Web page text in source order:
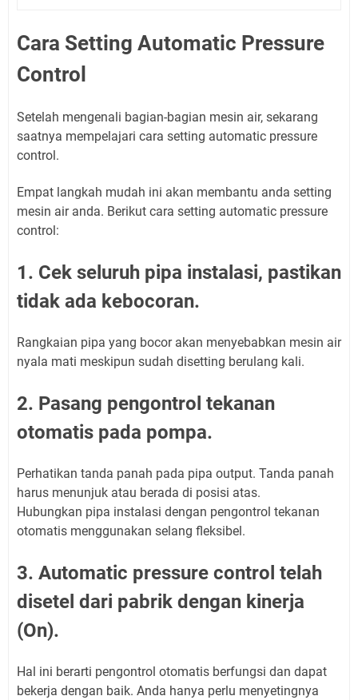
Cara Setting Automatic Pressure
Control
Setelah mengenali bagian-bagian mesin air, sekarang
saatnya mempelajari cara setting automatic pressure
control.
Empat langkah mudah ini akan membantu anda setting
mesin air anda. Berikut cara setting automatic pressure
control:
1. Cek seluruh pipa instalasi, pastikan
tidak ada kebocoran.
Rangkaian pipa yang bocor akan menyebabkan mesin air
nyala mati meskipun sudah disetting berulang kali.
2. Pasang pengontrol tekanan
otomatis pada pompa.
Perhatikan tanda panah pada pipa output. Tanda panah
harus menunjuk atau berada di posisi atas.
Hubungkan pipa instalasi dengan pengontrol tekanan
otomatis menggunakan selang fleksibel.
3. Automatic pressure control telah
disetel dari pabrik dengan kinerja
(On).
Hal ini berarti pengontrol otomatis berfungsi dan dapat
bekerja dengan baik. Anda hanya perlu menyetingnya